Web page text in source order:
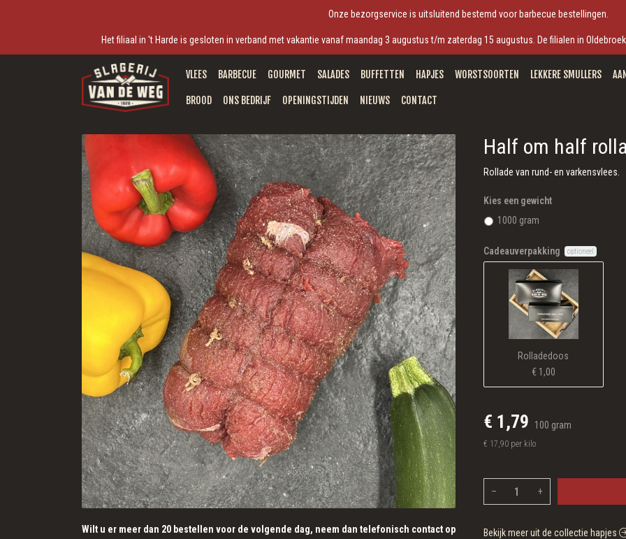
Onze bezorgservice is uitsluitend bestemd voor barbecue bestellingen.
Het filiaal in 't Harde is gesloten in verband met vakantie vanaf maandag 3 augustus t/m zaterdag 15 augustus. De filialen in
VLEES BARBECUE GOURMET SALADES BUFFETTEN HAPJES WORSTSOORTEN LEKKERE SMULLERS
BROOD ONS BEDRIJF OPENINGSTIJDEN NIEUWS CONTACT
Wilt u er meer dan 20 bestellen voor de volgende dag, neem dan telefonisch contact op
Half om half
Rollade van rund- en varkensvlees.
Kies een gewicht
1000 gram
Cadeauverpakking optioneel
Rolladedoos
€ 1,00
€ 1,79 100 gram
€ 17,90 per kilo
– +
Bekijk meer uit de collectie hapjes